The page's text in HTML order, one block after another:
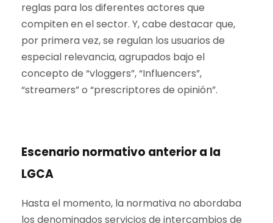
reglas para los diferentes actores que
compiten en el sector. Y, cabe destacar que,
por primera vez, se regulan los usuarios de
especial relevancia, agrupados bajo el
concepto de “vloggers”, “Influencers”,
“streamers” o “prescriptores de opinión”.
Escenario normativo anterior a la
LGCA
Hasta el momento, la normativa no abordaba
los denominados servicios de intercambios de